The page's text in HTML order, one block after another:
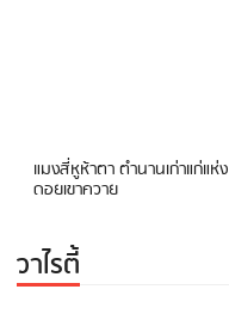
แมงสี่หูห้าตา ตำนานเก่าแก่แห่ง
ดอยเขาควาย
วาไรตี้